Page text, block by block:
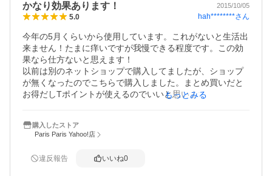
かなり効果あります！ 2015/10/05
5.0 hah********さん
今年の5月くらいから使用しています。これがないと生活出
来ません！たまに痒いですが我慢できる程度です。この効
果なら仕方ないと思えます！
以前は別のネットショップで購入してましたが、ショップ
が無くなったのでこちらで購入しました。まとめ買いだと
お得だしTポイントが使えるのでいいと思います！注文して
もっとみる
購入したストア
Paris Paris Yahoo!店
違反報告 いいね0